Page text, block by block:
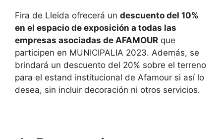
Fira de Lleida ofrecerá un descuento del 10%
en el espacio de exposición a todas las
empresas asociadas de AFAMOUR que
participen en MUNICIPALIA 2023. Además, se
brindará un descuento del 20% sobre el terreno
para el estand institucional de Afamour si así lo
desea, sin incluir decoración ni otros servicios.